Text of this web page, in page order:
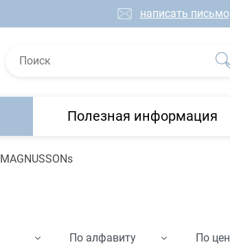
написать письмо
Полезная информация
MAGNUSSONs